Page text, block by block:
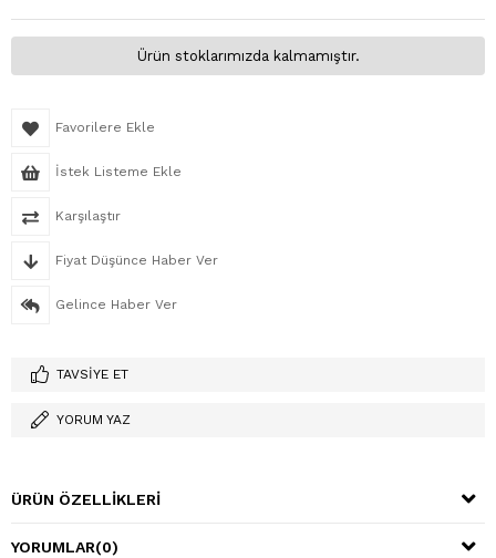
Ürün stoklarımızda kalmamıştır.
Favorilere Ekle
İstek Listeme Ekle
Karşılaştır
Fiyat Düşünce Haber Ver
Gelince Haber Ver
TAVSIYE ET
YORUM YAZ
ÜRÜN ÖZELLIKLERI
YORUMLAR(0)